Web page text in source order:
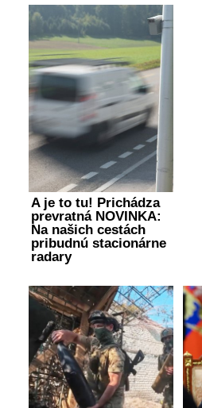
A je to tu! Prichádza
prevratná NOVINKA:
Na našich cestách
pribudnú stacionárne
radary